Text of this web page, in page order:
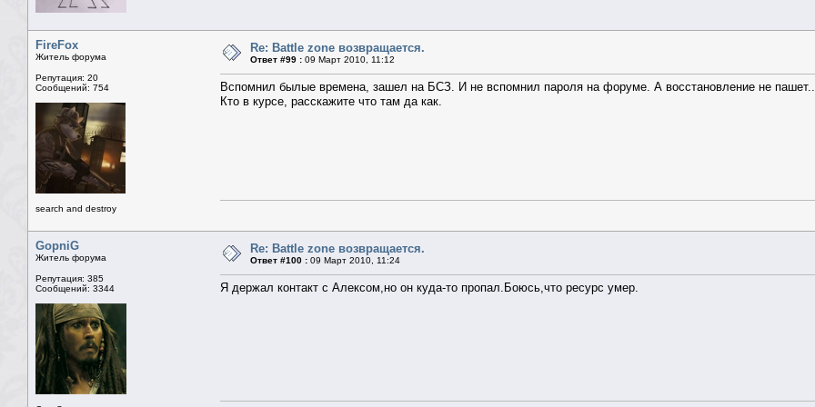
FireFox
Житель форума
Репутация: 20
Сообщений: 754
search and destroy
Re: Battle zone возвращается.
Ответ #99 : 09 Март 2010, 11:12
Вспомнил былые времена, зашел на БСЗ. И не вспомнил пароля на форуме. А восстановление не
Кто в курсе, расскажите что там да как.
GopniG
Житель форума
Репутация: 385
Сообщений: 3344
Re: Battle zone возвращается.
Ответ #100 : 09 Март 2010, 11:24
Я держал контакт с Алексом,но он куда-то пропал.Боюсь,что ресурс умер.